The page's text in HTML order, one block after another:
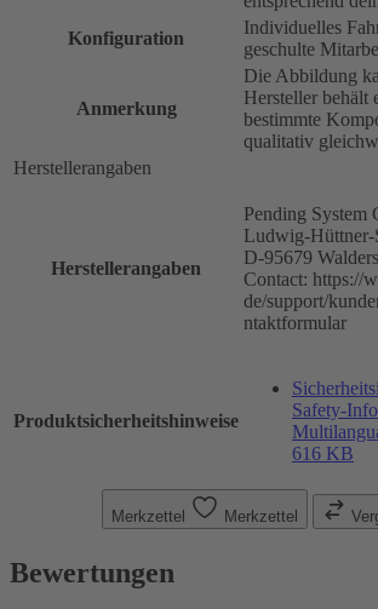
Konfiguration
Individuelles
geschulte
Anmerkung
Die Abbildung
Hersteller behält
bestimmte
qualitativ
Herstellerangaben
Herstellerangaben
Pending
Ludwig-Hüttner-
D-95679
Contact: https://
de/support/
ntaktformular
Produktsicherheitshinweise
Safety-
616 KB
Merkzettel Merkzettel
Bewertungen